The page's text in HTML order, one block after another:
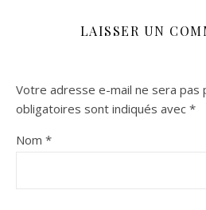
LAISSER UN
Votre adresse e-mail ne sera pas
obligatoires sont indiqués avec *
Nom *